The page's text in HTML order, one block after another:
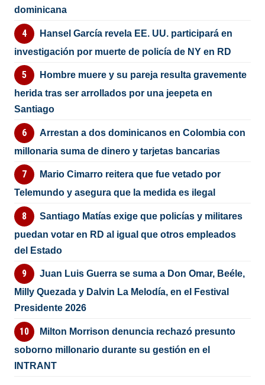
dominicana
Hansel García revela EE. UU. participará en
investigación por muerte de policía de NY en RD
Hombre muere y su pareja resulta gravemente
herida tras ser arrollados por una jeepeta en
Santiago
Arrestan a dos dominicanos en Colombia con
millonaria suma de dinero y tarjetas bancarias
Mario Cimarro reitera que fue vetado por
Telemundo y asegura que la medida es ilegal
Santiago Matías exige que policías y militares
puedan votar en RD al igual que otros empleados
del Estado
Juan Luis Guerra se suma a Don Omar, Beéle,
Milly Quezada y Dalvin La Melodía, en el Festival
Presidente 2026
Milton Morrison denuncia rechazó presunto
soborno millonario durante su gestión en el
INTRANT